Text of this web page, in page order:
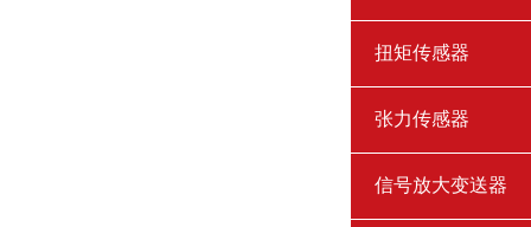
扭矩传感器
张力传感器
信号放大变送器